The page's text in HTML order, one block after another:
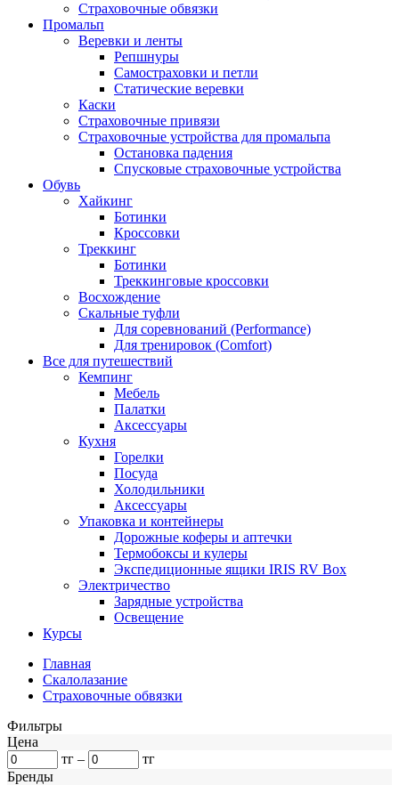
Страховочные обвязки
Промальп
Веревки и ленты
Репшнуры
Самостраховки и петли
Статические веревки
Каски
Страховочные привязи
Страховочные устройства для промальпа
Остановка падения
Спусковые страховочные устройства
Обувь
Хайкинг
Ботинки
Кроссовки
Треккинг
Ботинки
Треккинговые кроссовки
Восхождение
Скальные туфли
Для соревнований (Performance)
Для тренировок (Comfort)
Все для путешествий
Кемпинг
Мебель
Палатки
Аксессуары
Кухня
Горелки
Посуда
Холодильники
Аксессуары
Упаковка и контейнеры
Дорожные коферы и аптечки
Термобоксы и кулеры
Экспедиционные ящики IRIS RV Box
Электричество
Зарядные устройства
Освещение
Курсы
Главная
Скалолазание
Страховочные обвязки
Фильтры
Цена
тг –
тг
Бренды